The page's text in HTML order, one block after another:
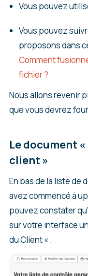
Vous pouvez
Vous pouvez
proposons dans
Comment
fichier ?
Nous allons revenir
que vous devrez
Le document
client »
En bas de la liste de
avez commencé à
pouvez constater
sur votre interface
du Client « .